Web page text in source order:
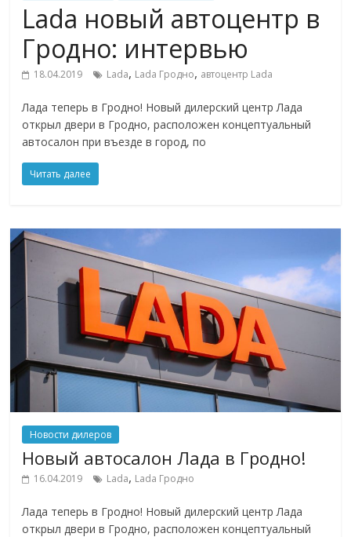
Lada новый автоцентр в
Гродно: интервью
18.04.2019 Lada, Lada Гродно, автоцентр Lada
Лада теперь в Гродно! Новый дилерский центр Лада
открыл двери в Гродно, расположен концептуальный
автосалон при въезде в город, по
Читать далее
Новости дилеров
Новый автосалон Лада в Гродно!
16.04.2019 Lada, Lada Гродно
Лада теперь в Гродно! Новый дилерский центр Лада
открыл двери в Гродно, расположен концептуальный